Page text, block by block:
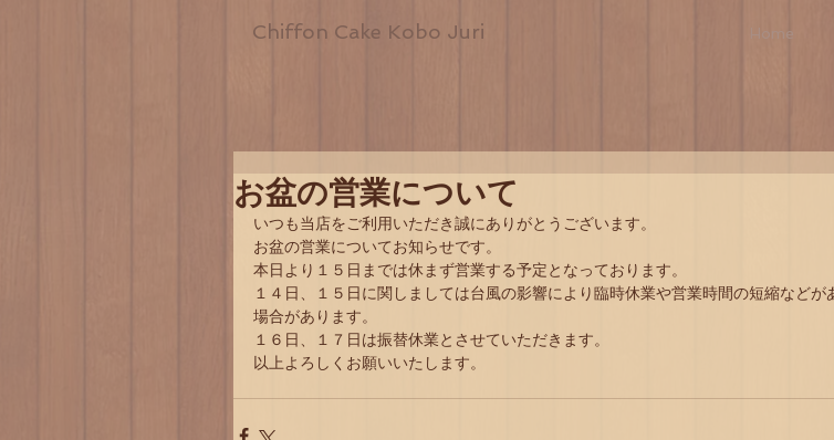
Chiffon Cake Kobo Juri Home
お盆の営業について
いつも当店をご利用いただき誠にありがとうございます。
お盆の営業についてお知らせです。
本日より１５日までは休まず営業する予定となっております。
１４日、１５日に関しましては台風の影響により臨時休業や営業時間の短縮などが
場合があります。
１６日、１７日は振替休業とさせていただきます。
以上よろしくお願いいたします。